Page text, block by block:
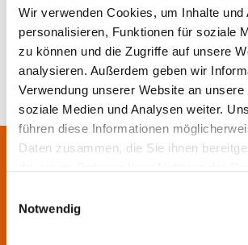
Wir verwenden Cookies, um Inhalte und
personalisieren, Funktionen für soziale
zu können und die Zugriffe auf unsere
analysieren. Außerdem geben wir
Verwendung unserer Website an
soziale Medien und Analysen weiter.
führen diese Informationen
Daten zusammen, die Sie ihnen
Notwendig
In der Metropolregion FrankfurtRheinMain